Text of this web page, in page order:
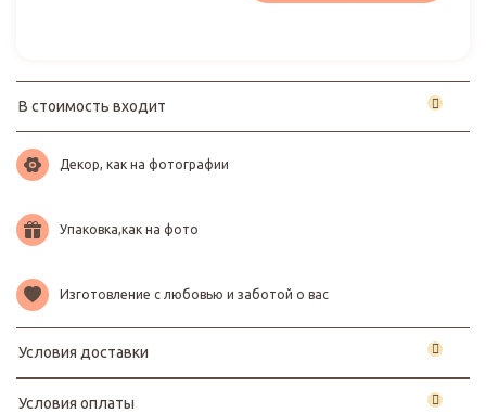
В стоимость входит
Декор, как на фотографии
Упаковка,как на фото
Изготовление с любовью и заботой о вас
Условия доставки
Условия оплаты